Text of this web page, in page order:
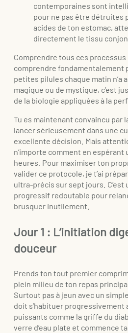
contemporaines sont
pour ne pas être détruites
acides de ton estomac,
directement le tissu
Comprendre tous ces processus
comprendre fondamentalement
petites pilules chaque matin n’a
magique ou de mystique, c’est
de la biologie appliquées à la
Tu es maintenant convaincu par
lancer sérieusement dans une
excellente décision. Mais
n’importe comment en espérant
heures. Pour maximiser ton
valider ce protocole, je t’ai
ultra-précis sur sept jours. C’est
progressif redoutable pour
brusquer inutilement.
Jour 1 : L’initiation
douceur
Prends ton tout premier
plein milieu de ton repas
Surtout pas à jeun avec un
doit s’habituer progressivement
puissants comme la griffe du
verre d’eau plate et commence